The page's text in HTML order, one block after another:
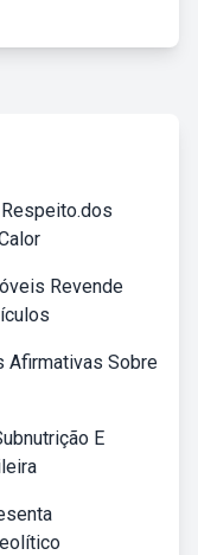
Revende
Afirmativas Sobre
E